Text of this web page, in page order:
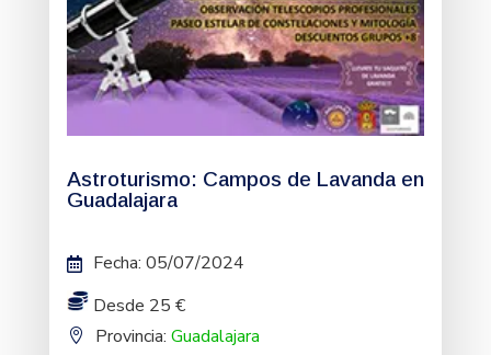
Astroturismo: Campos de Lavanda en
Guadalajara
Fecha: 05/07/2024
Desde 25 €
Provincia: Guadalajara